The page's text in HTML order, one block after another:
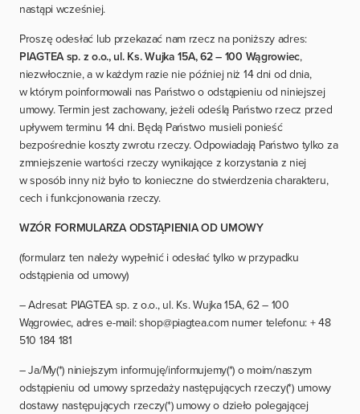
nastąpi wcześniej.
Proszę odesłać lub przekazać nam rzecz na poniższy adres:
PIAGTEA sp. z o.o., ul. Ks. Wujka 15A, 62 – 100 Wągrowiec,
niezwłocznie, a w każdym razie nie później niż 14 dni od dnia,
w którym poinformowali nas Państwo o odstąpieniu od niniejszej
umowy. Termin jest zachowany, jeżeli odeślą Państwo rzecz przed
upływem terminu 14 dni. Będą Państwo musieli ponieść
bezpośrednie koszty zwrotu rzeczy. Odpowiadają Państwo tylko za
zmniejszenie wartości rzeczy wynikające z korzystania z niej
w sposób inny niż było to konieczne do stwierdzenia charakteru,
cech i funkcjonowania rzeczy.
WZÓR FORMULARZA ODSTĄPIENIA OD UMOWY
(formularz ten należy wypełnić i odesłać tylko w przypadku
odstąpienia od umowy)
– Adresat: PIAGTEA sp. z o.o., ul. Ks. Wujka 15A, 62 – 100
Wągrowiec, adres e-mail:shop@piagtea.comnumer telefonu: + 48
510 184 181
– Ja/My(*) niniejszym informuję/informujemy(*) o moim/naszym
odstąpieniu od umowy sprzedaży następujących rzeczy(*) umowy
dostawy następujących rzeczy(*) umowy o dzieło polegającej